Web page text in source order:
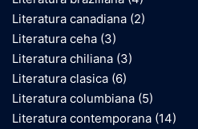
Literatura canadiana (2)
Literatura ceha (3)
Literatura chiliana (3)
Literatura clasica (6)
Literatura columbiana (5)
Literatura contemporana (14)